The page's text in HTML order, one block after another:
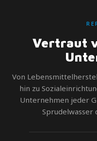
Vertraut
Von
hin zu
Unternehmen jeder